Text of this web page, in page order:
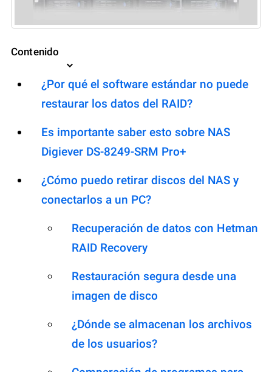
Contenido
¿Por qué el software estándar no puede
restaurar los datos del RAID?
Es importante saber esto sobre NAS
Digiever DS-8249-SRM Pro+
¿Cómo puedo retirar discos del NAS y
conectarlos a un PC?
Recuperación de datos con Hetman
RAID Recovery
Restauración segura desde una
imagen de disco
¿Dónde se almacenan los archivos
de los usuarios?